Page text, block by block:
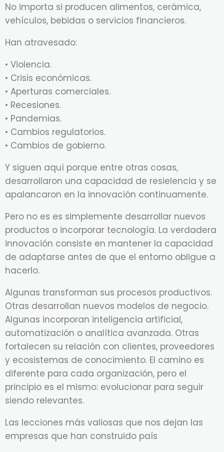
No importa si producen alimentos, cerámica,
vehículos, bebidas o servicios financieros.
Han atravesado:
• Violencia.
• Crisis económicas.
• Aperturas comerciales.
• Recesiones.
• Pandemias.
• Cambios regulatorios.
• Cambios de gobierno.
Y siguen aquí porque entre otras cosas,
desarrollaron una capacidad de resielencia y se
apalancaron en la innovación continuamente.
Pero no es es simplemente desarrollar nuevos
productos o incorporar tecnología. La verdadera
innovación consiste en mantener la capacidad
de adaptarse antes de que el entorno obligue a
hacerlo.
Algunas transforman sus procesos productivos.
Otras desarrollan nuevos modelos de negocio.
Algunas incorporan inteligencia artificial,
automatización o analítica avanzada. Otras
fortalecen su relación con clientes, proveedores
y ecosistemas de conocimiento. El camino es
diferente para cada organización, pero el
principio es el mismo: evolucionar para seguir
siendo relevantes.
Las lecciones más valiosas que nos dejan las
empresas que han construido país